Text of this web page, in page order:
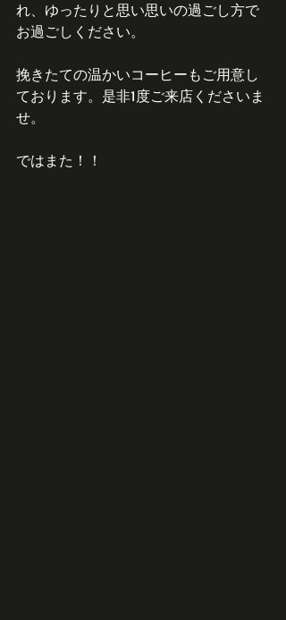
れ、ゆったりと思い思いの過ごし方で
お過ごしください。
挽きたての温かいコーヒーもご用意し
ております。是非1度ご来店くださいま
せ。
ではまた！！